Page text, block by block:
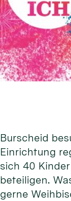
Burscheid
Einrichtung
sich 40
beteiligen.
gerne